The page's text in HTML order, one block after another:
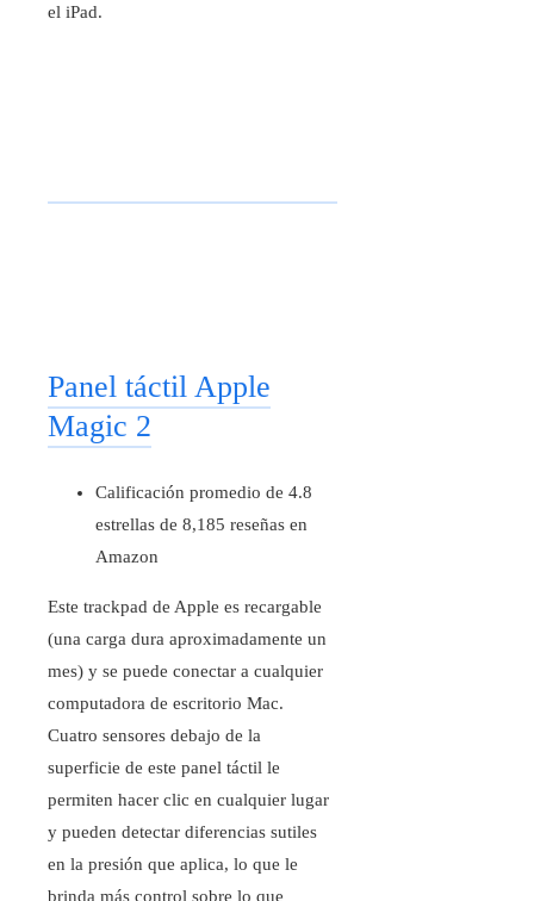
el iPad.
Panel táctil Apple
Magic 2
Calificación promedio de 4.8
estrellas de 8,185 reseñas en
Amazon
Este trackpad de Apple es recargable
(una carga dura aproximadamente un
mes) y se puede conectar a cualquier
computadora de escritorio Mac.
Cuatro sensores debajo de la
superficie de este panel táctil le
permiten hacer clic en cualquier lugar
y pueden detectar diferencias sutiles
en la presión que aplica, lo que le
brinda más control sobre lo que